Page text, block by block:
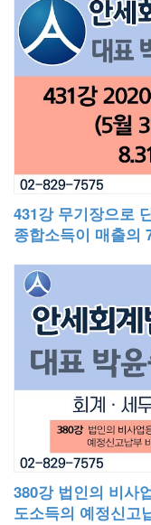
431강 무기장으로
종합소득이 매출의
380강 법인의 비사
도소득의 예정신고